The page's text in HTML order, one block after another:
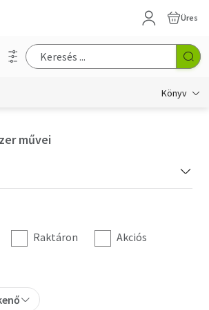
Üres
Könyv
művei
Raktáron Akciós